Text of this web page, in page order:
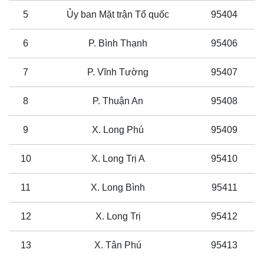
5 Ủy ban Mặt trận Tổ quốc 95404
6 P. Bình Thạnh 95406
7 P. Vĩnh Tường 95407
8 P. Thuận An 95408
9 X. Long Phú 95409
10 X. Long Trị A 95410
11 X. Long Bình 95411
12 X. Long Trị 95412
13 X. Tân Phú 95413